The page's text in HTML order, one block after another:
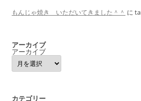
もんじゃ焼き いただいてきました＾＾ に
アーカイブ
アーカイブ
カテゴリー